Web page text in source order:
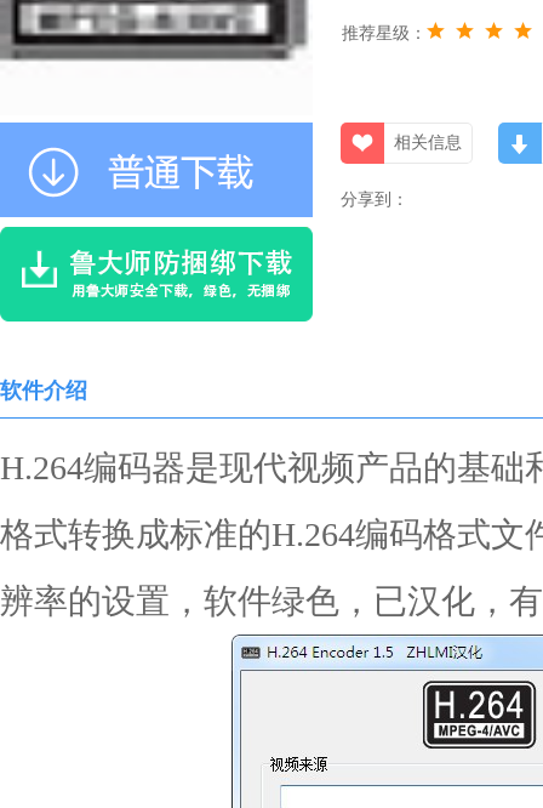
推荐星级：
相关信息
分享到：
软件介绍
H.264编码器是现代视频产品的基
格式转换成标准的H.264编码格式
辨率的设置，软件绿色，已汉化，